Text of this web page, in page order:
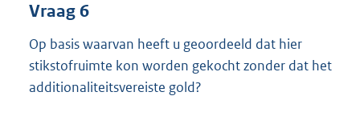
Vraag 6
Op basis waarvan heeft u geoordeeld dat hier
stikstofruimte kon worden gekocht zonder dat het
additionaliteitsvereiste gold?